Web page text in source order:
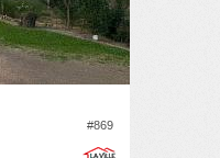
#869